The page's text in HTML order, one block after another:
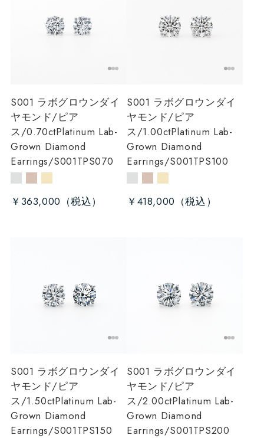
S001 ラボグロウンダイ
ヤモンド/ピア
ス/0.70ctPlatinum Lab-
Grown Diamond
Earrings/S001TPS070
￥363,000
S001 ラボグロウンダイ
ヤモンド/ピア
ス/1.00ctPlatinum Lab-
Grown Diamond
Earrings/S001TPS100
￥418,000
S001 ラボグロウンダイ
ヤモンド/ピア
ス/1.50ctPlatinum Lab-
Grown Diamond
Earrings/S001TPS150
S001 ラボグロウンダイ
ヤモンド/ピア
ス/2.00ctPlatinum Lab-
Grown Diamond
Earrings/S001TPS200